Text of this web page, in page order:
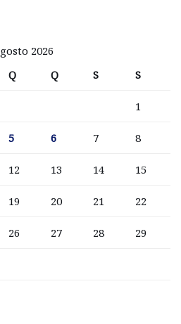
2026
Q Q S S
1
5 6 7 8
12 13 14 15
19 20 21 22
26 27 28 29